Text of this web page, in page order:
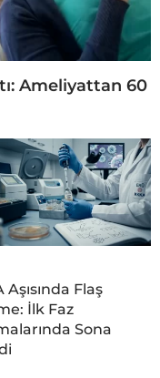
Ameliyattan 60
Aşısında Flaş
İlk Faz
Sona